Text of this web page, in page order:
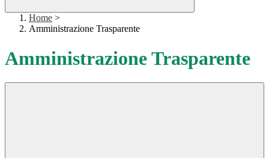
Home >
Amministrazione Trasparente
Amministrazione Trasparente